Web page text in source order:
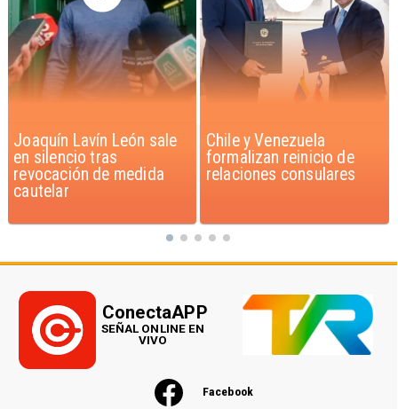
Chile y Venezuela
formalizan reinicio de
relaciones consulares
Feriantes rechazan
dichos de Camila Flores
sobre Fabiola Campillai
Facebook
ConectaAPP
SEÑAL ONLINE EN
VIVO